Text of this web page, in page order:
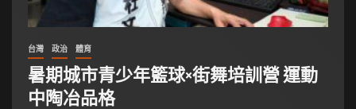
台灣 政治 體育
暑期城市青少年籃球×街舞培訓營 運動
中陶冶品格